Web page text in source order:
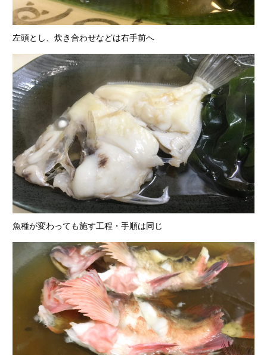
左頭とし、炊き合わせなどは右手前へ
魚種が変わっても施す工程・手順は同じ